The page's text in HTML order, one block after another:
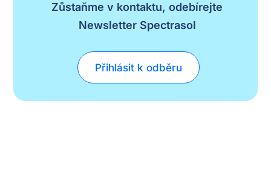
Zůstaňme v kontaktu, odebírejte
Newsletter Spectrasol
Přihlásit k odběru